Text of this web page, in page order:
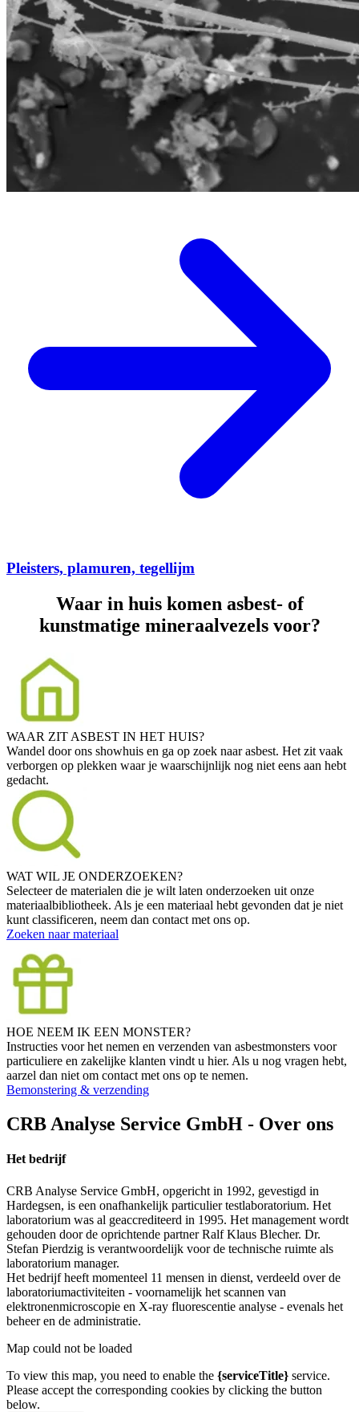
Pleisters, plamuren, tegellijm
Waar in huis komen asbest- of
kunstmatige mineraalvezels voor?
WAAR ZIT ASBEST IN HET HUIS?
Wandel door ons showhuis en ga op zoek naar asbest. Het zit vaak
verborgen op plekken waar je waarschijnlijk nog niet eens aan hebt
gedacht.
WAT WIL JE ONDERZOEKEN?
Selecteer de materialen die je wilt laten onderzoeken uit onze
materiaalbibliotheek. Als je een materiaal hebt gevonden dat je niet
kunt classificeren, neem dan contact met ons op.
Zoeken naar materiaal
HOE NEEM IK EEN MONSTER?
Instructies voor het nemen en verzenden van asbestmonsters voor
particuliere en zakelijke klanten vindt u hier. Als u nog vragen hebt,
aarzel dan niet om contact met ons op te nemen.
Bemonstering & verzending
CRB Analyse Service GmbH - Over ons
Het bedrijf
CRB Analyse Service GmbH, opgericht in 1992, gevestigd in
Hardegsen, is een onafhankelijk particulier testlaboratorium. Het
laboratorium was al geaccrediteerd in 1995. Het management wordt
gehouden door de oprichtende partner Ralf Klaus Blecher. Dr.
Stefan Pierdzig is verantwoordelijk voor de technische ruimte als
laboratorium manager.
Het bedrijf heeft momenteel 11 mensen in dienst, verdeeld over de
laboratoriumactiviteiten - voornamelijk het scannen van
elektronenmicroscopie en X-ray fluorescentie analyse - evenals het
beheer en de administratie.
Map could not be loaded
To view this map, you need to enable the {serviceTitle} service.
Please accept the corresponding cookies by clicking the button
below.